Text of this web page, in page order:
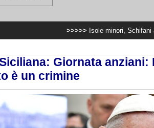
Isole minori, Schifani al viaggio
Giornata anziani:
è un crimine